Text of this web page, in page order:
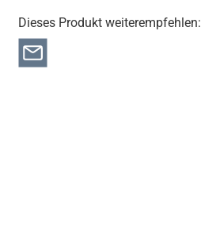
Dieses Produkt weiterempfehlen: